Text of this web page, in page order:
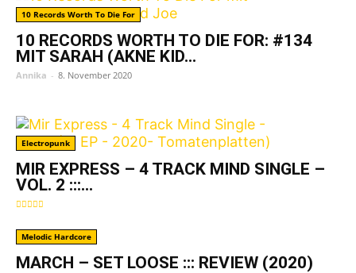
10 Records Worth To Die For
10 RECORDS WORTH TO DIE FOR: #134
MIT SARAH (AKNE KID...
Annika - 8. November 2020
Electropunk
MIR EXPRESS – 4 TRACK MIND SINGLE –
VOL. 2 :::...
Melodic Hardcore
MARCH – SET LOOSE ::: REVIEW (2020)